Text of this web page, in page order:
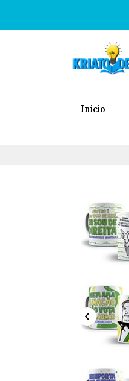
Inicio